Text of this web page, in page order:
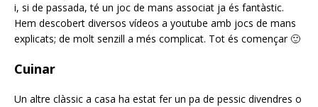
i, si de passada, té un joc de mans associat ja és fantàstic.
Hem descobert diversos vídeos a youtube amb jocs de mans
explicats; de molt senzill a més complicat. Tot és començar 🙂
Cuinar
Un altre clàssic a casa ha estat fer un pa de pessic divendres o